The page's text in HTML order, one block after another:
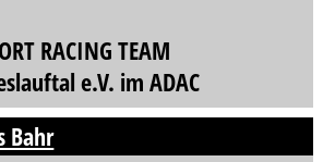
RACING TEAM
e.V. im ADAC
Bahr